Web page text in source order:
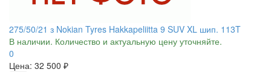
275/50/21 з Nokian Tyres Hakkapeliitta 9 SUV XL шип. 113T
В наличии. Количество и актуальную цену уточняйте.
0
Цена: 32 500 ₽